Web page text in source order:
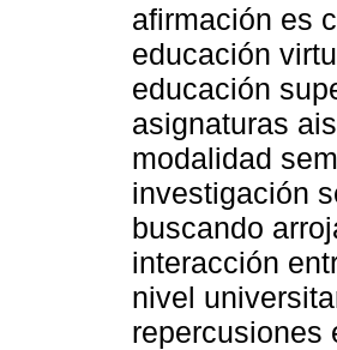
afirmación es
educación
educación
asignaturas
modalidad
investigación
buscando
interacción
nivel
repercusiones